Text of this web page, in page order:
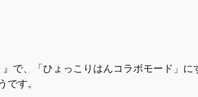
で、「ひょっこりはんコラボモード」に
す。